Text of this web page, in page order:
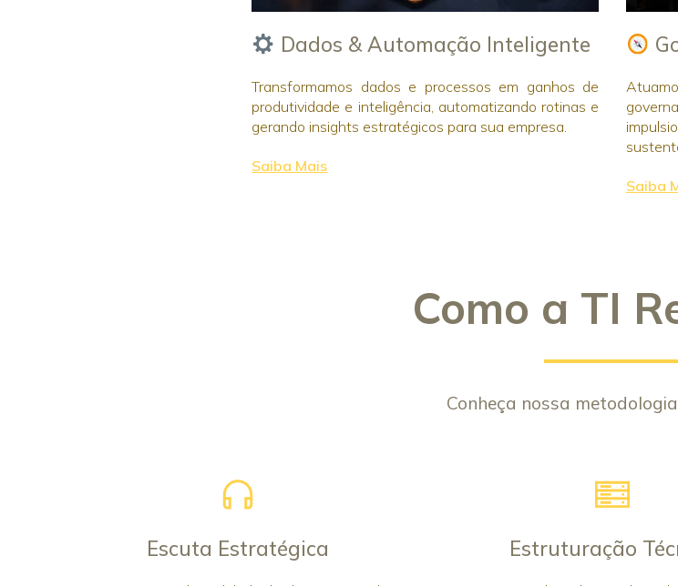
Dados & Automação Inteligente
Transformamos dados e processos em ganhos de
produtividade e inteligência, automatizando rotinas e
gerando insights estratégicos para sua empresa.
Saiba Mais
Saiba
Como a TI
Conheça nossa
Escuta Estratégica Estruturação